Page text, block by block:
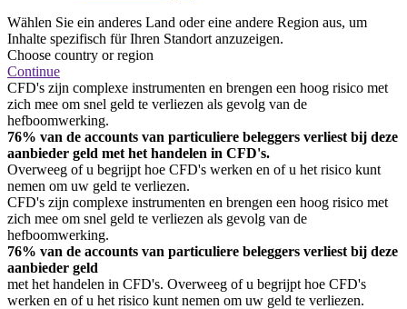
Wählen Sie ein anderes Land oder eine andere Region aus, um
Inhalte spezifisch für Ihren Standort anzuzeigen.
Choose country or region
Continue
CFD's zijn complexe instrumenten en brengen een hoog risico met
zich mee om snel geld te verliezen als gevolg van de
hefboomwerking.
76% van de accounts van particuliere beleggers verliest bij deze
aanbieder geld met het handelen in CFD's.
Overweeg of u begrijpt hoe CFD's werken en of u het risico kunt
nemen om uw geld te verliezen.
CFD's zijn complexe instrumenten en brengen een hoog risico met
zich mee om snel geld te verliezen als gevolg van de
hefboomwerking.
76% van de accounts van particuliere beleggers verliest bij deze
aanbieder geld
met het handelen in CFD's. Overweeg of u begrijpt hoe CFD's
werken en of u het risico kunt nemen om uw geld te verliezen.